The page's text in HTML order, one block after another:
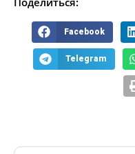
Facebook
Telegram